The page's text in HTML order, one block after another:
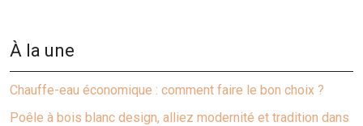
À la une
Chauffe-eau économique : comment faire le bon choix ?
Poêle à bois blanc design, alliez modernité et tradition dans